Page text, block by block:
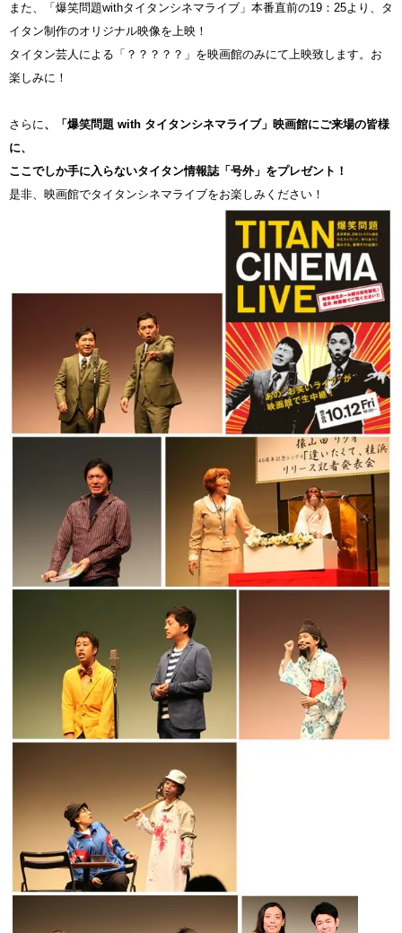
また、「爆笑問題withタイタンシネマライブ」本番直前の19：25より、タ
イタン制作のオリジナル映像を上映！
タイタン芸人による「？？？？？」を映画館のみにて上映致します。お
楽しみに！
さらに、「爆笑問題 with タイタンシネマライブ」映画館にご来場の皆様
に、
ここでしか手に入らないタイタン情報誌「号外」をプレゼント！
是非、映画館でタイタンシネマライブをお楽しみください！